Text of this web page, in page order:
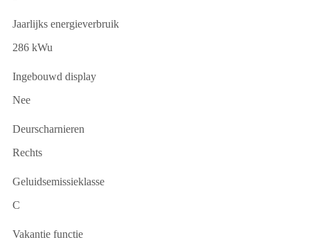
Jaarlijks energieverbruik
286 kWu
Ingebouwd display
Nee
Deurscharnieren
Rechts
Geluidsemissieklasse
C
Vakantie functie